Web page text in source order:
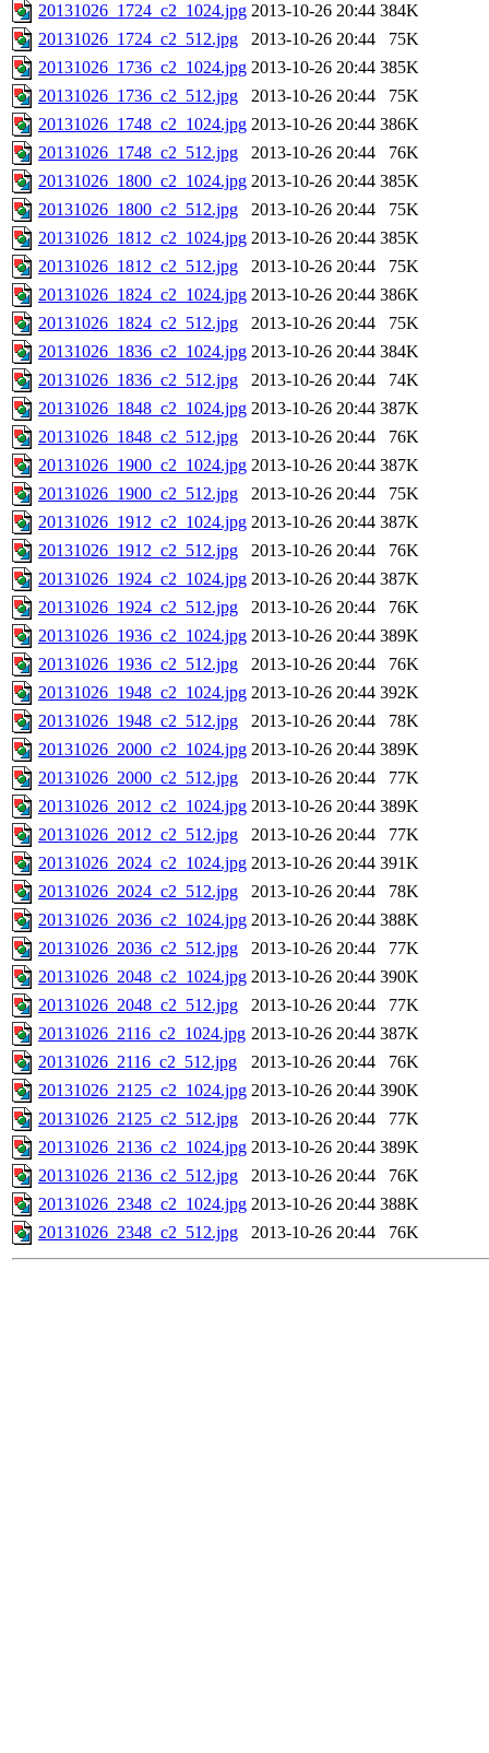
20131026_1724_c2_1024.jpg 2013-10-26 20:44 384K
20131026_1724_c2_512.jpg
2013-10-26 20:44
75K
20131026_1736_c2_1024.jpg 2013-10-26 20:44 385K
20131026_1736_c2_512.jpg
2013-10-26 20:44
75K
20131026_1748_c2_1024.jpg 2013-10-26 20:44 386K
20131026_1748_c2_512.jpg
2013-10-26 20:44
76K
20131026_1800_c2_1024.jpg 2013-10-26 20:44 385K
20131026_1800_c2_512.jpg
2013-10-26 20:44
75K
20131026_1812_c2_1024.jpg 2013-10-26 20:44 385K
20131026_1812_c2_512.jpg
2013-10-26 20:44
75K
20131026_1824_c2_1024.jpg 2013-10-26 20:44 386K
20131026_1824_c2_512.jpg
2013-10-26 20:44
75K
20131026_1836_c2_1024.jpg 2013-10-26 20:44 384K
20131026_1836_c2_512.jpg
2013-10-26 20:44
74K
20131026_1848_c2_1024.jpg 2013-10-26 20:44 387K
20131026_1848_c2_512.jpg
2013-10-26 20:44
76K
20131026_1900_c2_1024.jpg 2013-10-26 20:44 387K
20131026_1900_c2_512.jpg
2013-10-26 20:44
75K
20131026_1912_c2_1024.jpg 2013-10-26 20:44 387K
20131026_1912_c2_512.jpg
2013-10-26 20:44
76K
20131026_1924_c2_1024.jpg 2013-10-26 20:44 387K
20131026_1924_c2_512.jpg
2013-10-26 20:44
76K
20131026_1936_c2_1024.jpg 2013-10-26 20:44 389K
20131026_1936_c2_512.jpg
2013-10-26 20:44
76K
20131026_1948_c2_1024.jpg 2013-10-26 20:44 392K
20131026_1948_c2_512.jpg
2013-10-26 20:44
78K
20131026_2000_c2_1024.jpg 2013-10-26 20:44 389K
20131026_2000_c2_512.jpg
2013-10-26 20:44
77K
20131026_2012_c2_1024.jpg 2013-10-26 20:44 389K
20131026_2012_c2_512.jpg
2013-10-26 20:44
77K
20131026_2024_c2_1024.jpg 2013-10-26 20:44 391K
20131026_2024_c2_512.jpg
2013-10-26 20:44
78K
20131026_2036_c2_1024.jpg 2013-10-26 20:44 388K
20131026_2036_c2_512.jpg
2013-10-26 20:44
77K
20131026_2048_c2_1024.jpg 2013-10-26 20:44 390K
20131026_2048_c2_512.jpg
2013-10-26 20:44
77K
20131026_2116_c2_1024.jpg 2013-10-26 20:44 387K
20131026_2116_c2_512.jpg
2013-10-26 20:44
76K
20131026_2125_c2_1024.jpg 2013-10-26 20:44 390K
20131026_2125_c2_512.jpg
2013-10-26 20:44
77K
20131026_2136_c2_1024.jpg 2013-10-26 20:44 389K
20131026_2136_c2_512.jpg
2013-10-26 20:44
76K
20131026_2348_c2_1024.jpg 2013-10-26 20:44 388K
20131026_2348_c2_512.jpg
2013-10-26 20:44 76K